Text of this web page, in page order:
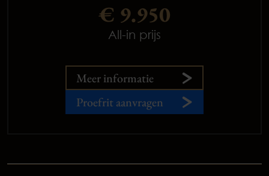
€ 9.950
All-in prijs
Meer informatie
Proefrit aanvragen